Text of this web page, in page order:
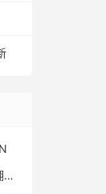
傻瓜式一键翻墙VPN客户端